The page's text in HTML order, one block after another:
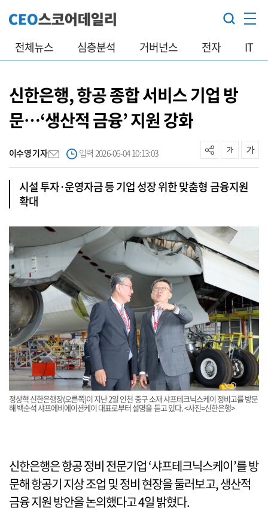
전체뉴스 심층분석 거버넌스 전자 IT
신한은행, 항공 종합 서비스 기업 방
문…‘생산적 금융’ 지원 강화
이수영 기자 입력 2026-06-04 10:13:03
시설 투자·운영자금 등 기업 성장 위한 맞춤형 금융지원
확대
정상혁 신한은행장(오른쪽)이 지난 2일 인천 중구 소재 샤프테크닉스케이 정비고를 방문
해 백순석 샤프에비에이션케이 대표로부터 설명을 듣고 있다. <사진=신한은행>
신한은행은 항공 정비 전문기업 ‘샤프테크닉스케이’를 방
문해 항공기 지상 조업 및 정비 현장을 둘러보고, 생산적
금융 지원 방안을 논의했다고 4일 밝혔다.